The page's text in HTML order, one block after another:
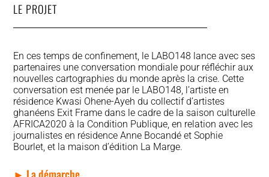
LE PROJET
En ces temps de confinement, le LABO148 lance avec ses
partenaires une conversation mondiale pour réfléchir aux
nouvelles cartographies du monde après la crise. Cette
conversation est menée par le LABO148, l’artiste en
résidence Kwasi Ohene-Ayeh du collectif d’artistes
ghanéens Exit Frame dans le cadre de la saison culturelle
AFRICA2020 à la Condition Publique, en relation avec les
journalistes en résidence Anne Bocandé et Sophie
Bourlet, et la maison d’édition La Marge.
► La démarche